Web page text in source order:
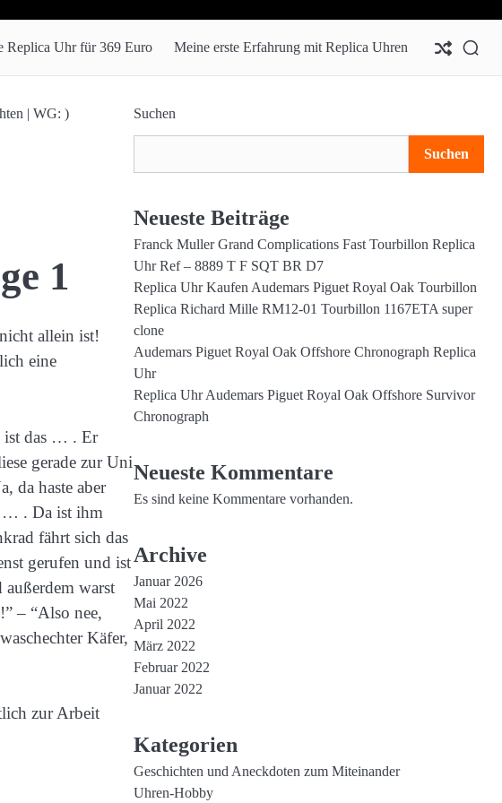
mit
Uhr
Replica Uhr für 369 Euro Meine erste Erfahrung mit Replica Uhren
| WG: )
1
allein ist!
eine
ist das … . Er
gerade zur Uni
da haste aber
… . Da ist ihm
fährt sich das
gerufen und ist
warst
– “Also nee,
Käfer,
zur Arbeit
Suchen
Suchen
Neueste Beiträge
Franck Muller Grand Complications Fast Tourbillon Replica
Uhr Ref – 8889 T F SQT BR D7
Replica Uhr Kaufen Audemars Piguet Royal Oak Tourbillon
Replica Richard Mille RM12-01 Tourbillon 1167ETA super
clone
Audemars Piguet Royal Oak Offshore Chronograph Replica
Uhr
Replica Uhr Audemars Piguet Royal Oak Offshore Survivor
Chronograph
Neueste Kommentare
Es sind keine Kommentare vorhanden.
Archive
Januar 2026
Mai 2022
April 2022
März 2022
Februar 2022
Januar 2022
Kategorien
Geschichten und Aneckdoten zum Miteinander
Uhren-Hobby